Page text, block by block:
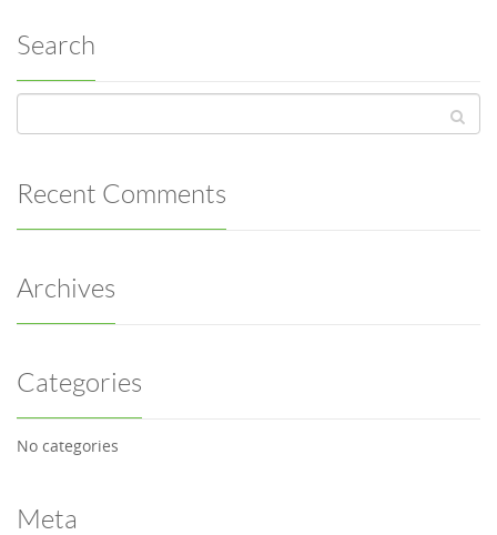
Search
Recent Comments
Archives
Categories
No categories
Meta